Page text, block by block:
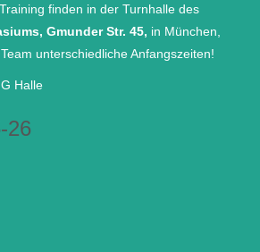
finden in der Turnhalle des
Gmunder Str. 45, in München
unterschiedliche Anfangszeiten!
26